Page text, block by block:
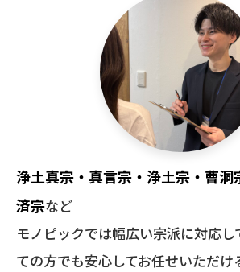
浄土真宗・真言宗・浄土宗・曹洞
済宗など
モノピックでは幅広い宗派に対応し
ての方でも安心してお任せいただけ